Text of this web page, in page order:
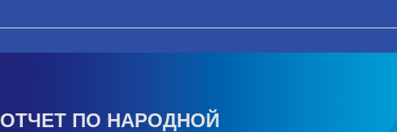
ОТЧЕТ ПО НАРОДНОЙ